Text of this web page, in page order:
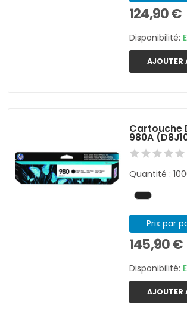
124,90 €
Disponibilité:
AJOUTER
Cartouche
980A
Quantité :
Prix par
145,90 €
Disponibilité:
AJOUTER